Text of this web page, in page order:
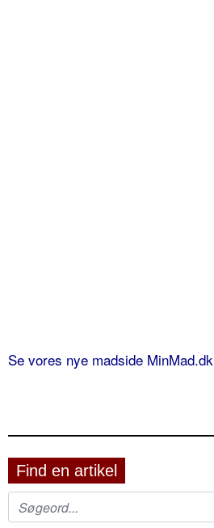
Se vores nye madside MinMad.dk
Find en artikel